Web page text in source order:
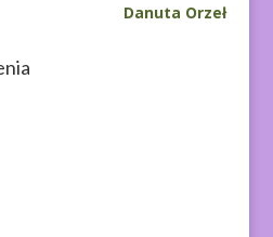
Danuta Orzeł